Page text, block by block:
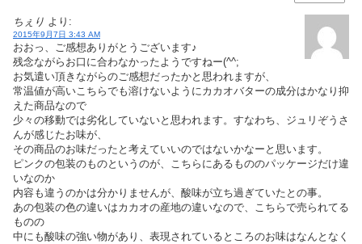
ちぇり より:
2015年9月7日 3:43 AM
おおっ、ご感想ありがとうございます♪
残念ながらお口に合わなかったようですねー(^^;
お気遣い頂きながらのご感想だったかと思われますが、
常温値が高いこちらでも溶けないようにカカオバターの成分はかなり抑
えた商品なので
少々の移動では劣化していないと思われます。すなわち、ジュリぞうさ
んが感じたお味が、
その商品のお味だったと考えていいのではないかなーと思います。
ピンクの包装のものというのが、こちらにあるもののパッケージだけ違
いなのか
内容も違うのかは分かりませんが、酸味が立ち過ぎていたとの事。
あの包装の色の違いはカカオの産地の違いなので、こちらで売られてる
ものの
中にも酸味の強い物があり、表現されているところのお味はなんとなく